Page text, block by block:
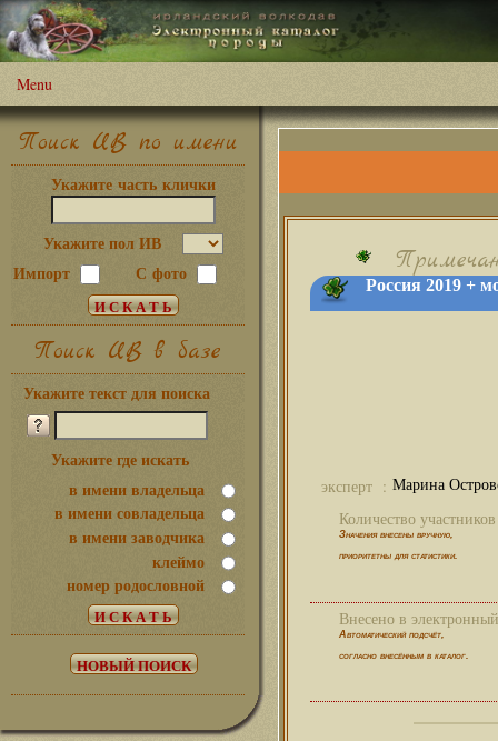
Menu
Поиск ИВ по имени
Укажите часть клички
Укажите пол ИВ
Импорт
С фото
Поиск ИВ в базе
Укажите текст для поиска
Укажите где искать
в имени владельца
в имени совладельца
в имени заводчика
клеймо
номер родословной
Россия 2019 +
эксперт : Марина
Количество
Значения внесены вручную,
приоритетны для статистики.
Внесено в
Автоматический подсчёт,
согласно внесённым в каталог.